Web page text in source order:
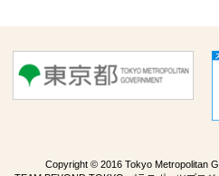
Copyright © 2016 Tokyo Metropolitan